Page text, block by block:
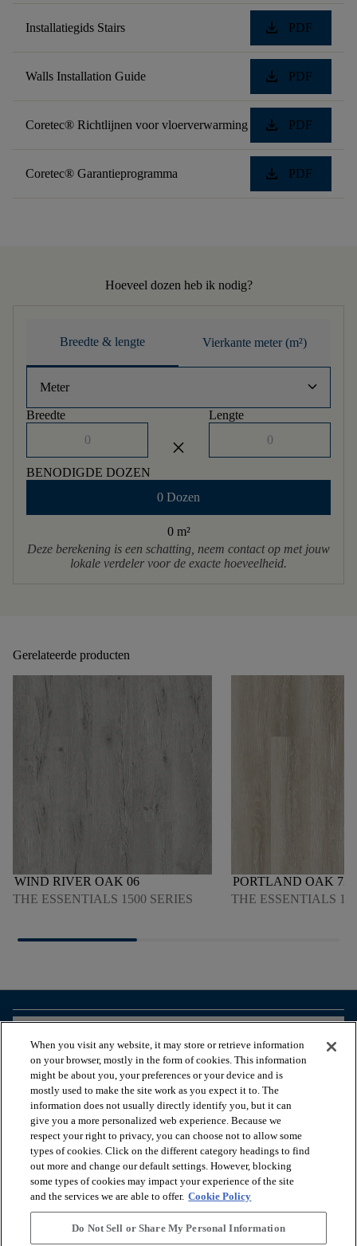
Installatiegids Stairs download PDF
Walls Installation Guide download PDF
Coretec® Richtlijnen voor vloerverwarming download PDF
Coretec® Garantieprogramma download PDF
Hoeveel dozen heb ik nodig?
Breedte & lengte Vierkante meter (m²)
Meter keyboard_arrow_down
Breedte
close
Lengte
BENODIGDE DOZEN
0 Dozen
0 m²
Deze berekening is een schatting, neem contact op met jouw
lokale verdeler voor de exacte hoeveelheid.
Gerelateerde producten
WIND RIVER OAK 06
THE ESSENTIALS 1500 SERIES
PORTLAND OAK 72
THE ESSENTIALS
HANDIGE TOOLS
ONZE DIENSTEN
OVER ONS
When you visit any website, it may store or retrieve information
on your browser, mostly in the form of cookies. This information
might be about you, your preferences or your device and is
mostly used to make the site work as you expect it to. The
information does not usually directly identify you, but it can
give you a more personalized web experience. Because we
respect your right to privacy, you can choose not to allow some
types of cookies. Click on the different category headings to find
out more and change our default settings. However, blocking
some types of cookies may impact your experience of the site
and the services we are able to offer. Cookie Policy
Do Not Sell or Share My Personal Information